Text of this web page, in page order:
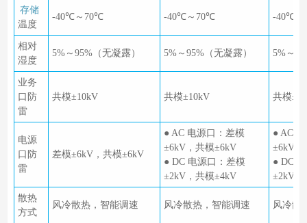
存储
温度
-40℃～70℃ -40℃～70℃ -40℃
相对
湿度
5%～95%（无凝露） 5%～95%（无凝露） 5%～
业务
口防
雷
共模±10kV 共模±10kV 共模
电源
口防
雷
差模±6kV，共模±6kV
● AC 电源口：差模
±6kV，共模±6kV
● DC 电源口：差模
±2kV，共模±4kV
● AC
±6kV，
● DC
±2kV，
散热
方式
风冷散热，智能调速 风冷散热，智能调速 风冷散